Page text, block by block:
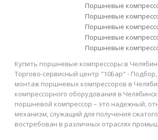
Поршневые
Поршневые
Поршневые
Поршневые
Поршневые
Купить поршневые компрессоры в
Торгово-сервисный центр "10Бар" -
монтаж поршневых компрессоров в
компрессорного оборудования в
поршневой компрессор – это надежный,
механизм, служащий для получения
востребован в различных отраслях